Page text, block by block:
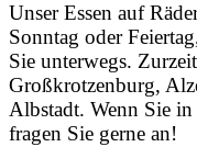
Unser Essen auf
Sonntag oder
Sie unterwegs.
Großkrotzenburg,
Albstadt. Wenn Sie
fragen Sie gerne an!